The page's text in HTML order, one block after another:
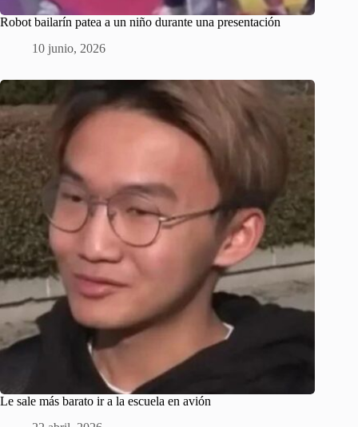
Robot bailarín patea a un niño durante una presentación
10 junio, 2026
Le sale más barato ir a la escuela en avión